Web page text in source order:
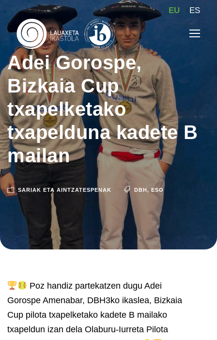
EU ES
Adei Gorospe,
Bizkaia Cup
txapelketako
txapelduna kadete B
mailan
SARIAK ETA AINTZATESPENAK DBH, ESO
Poz handiz partekatzen dugu Adei
Gorospe Amenabar, DBH3ko ikaslea, Bizkaia
Cup pilota txapelketako kadete B mailako
txapeldun izan dela Olaburu-Iurreta Pilota